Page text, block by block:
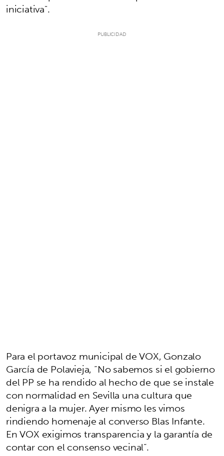
iniciativa".
Para el portavoz municipal de VOX, Gonzalo
García de Polavieja, “No sabemos si el gobierno
del PP se ha rendido al hecho de que se instale
con normalidad en Sevilla una cultura que
denigra a la mujer. Ayer mismo les vimos
rindiendo homenaje al converso Blas Infante.
En VOX exigimos transparencia y la garantía de
contar con el consenso vecinal”.